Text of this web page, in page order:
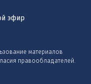
эфир
материалов
правообладателей.